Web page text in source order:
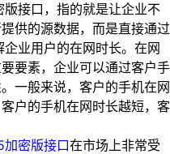
接口，指的就是让企业不
供的源数据，而是直接通过
业用户的在网时长。在网
要素，企业可以通过客户手
一般来说，客户的手机在网
户的手机在网时长越短，客
密版接口在市场上非常受